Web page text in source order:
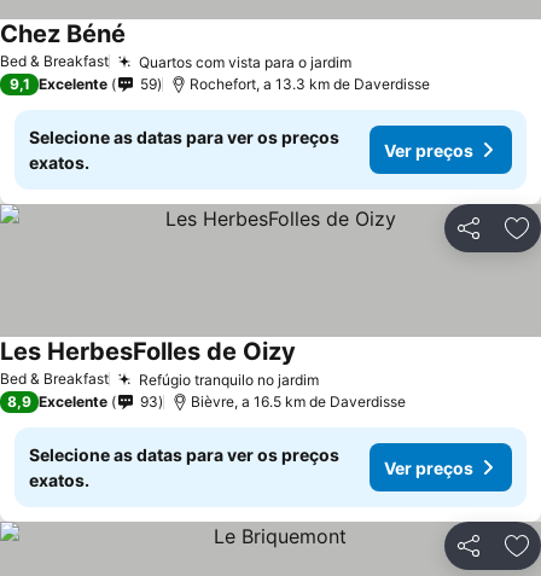
Bed & Breakfast Quartos com vista para o jardimVer preços
Chez Béné
9,1 Excelente 59 Rochefort, a 13.3 km de Daverdisse
Selecione as datas para ver os preços
exatos.
Ver preços
Partilhar
Bed & Breakfast Refúgio tranquilo no jardimVer preços
Les HerbesFolles de Oizy
8,9 Excelente 93 Bièvre, a 16.5 km de Daverdisse
Selecione as datas para ver os preços
exatos.
Ver preços
Partilhar